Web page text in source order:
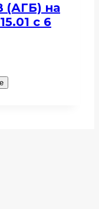
(АГБ) на
с 6